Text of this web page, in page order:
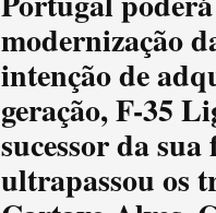
modernização
intenção de
geração, F-35
sucessor da
ultrapassou os